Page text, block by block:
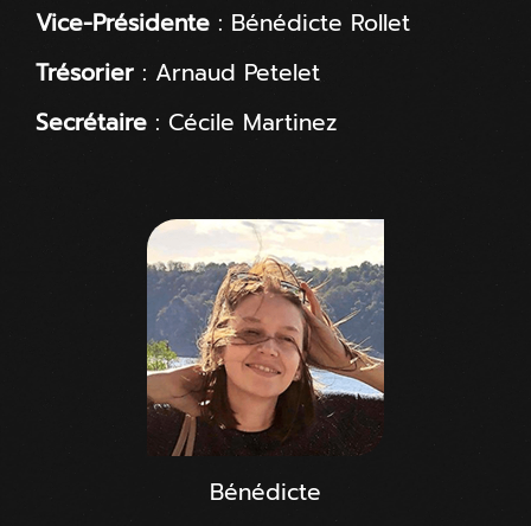
Vice-Présidente : Bénédicte Rollet
Trésorier : Arnaud Petelet
Secrétaire : Cécile Martinez
Bénédicte